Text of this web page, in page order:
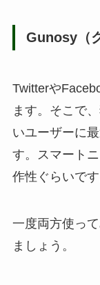
Gunosy（
Twitterや
ます。そこで
いユーザーに
す。スマート
作性ぐらいです
一度両方使っ
ましょう。